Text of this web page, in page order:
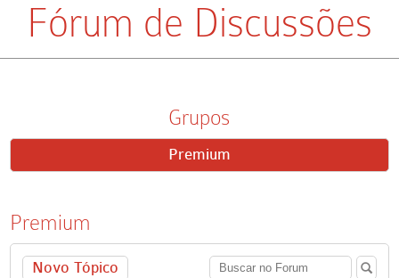
Fórum de Discussões
Grupos
Premium
Premium
Novo Tópico